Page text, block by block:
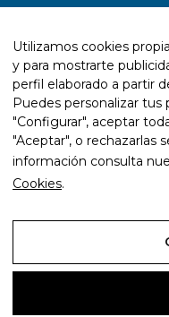
Pintar parkings
Pintar pistas deportivas
Señalética y rotulación
Diseño wayfinding
Trabajos con resina
Trabajos con pintura
Mantenimiento y
Utilizamos cookies
y para mostrarte
perfil elaborado a partir
Puedes personalizar tus
"Configurar", aceptar
"Aceptar", o rechazarlas
información consulta
Cookies.